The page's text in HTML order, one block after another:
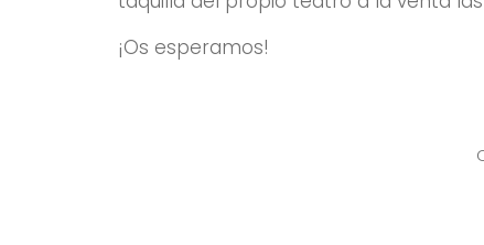
¡Os esperamos!